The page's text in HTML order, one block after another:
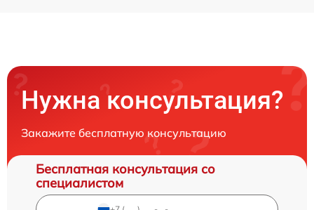
Нужна консультация?
Закажите бесплатную консультацию
Бесплатная консультация со
специалистом